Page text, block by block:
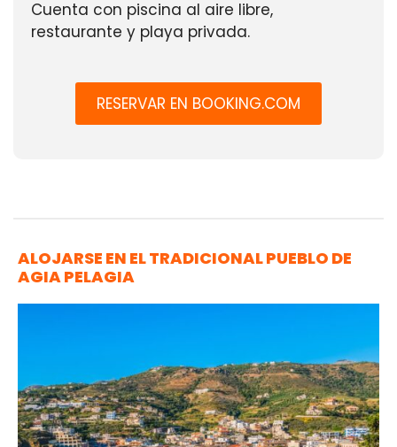
Cuenta con piscina al aire libre,
restaurante y playa privada.
RESERVAR EN BOOKING.COM
ALOJARSE EN EL TRADICIONAL PUEBLO DE
AGIA PELAGIA